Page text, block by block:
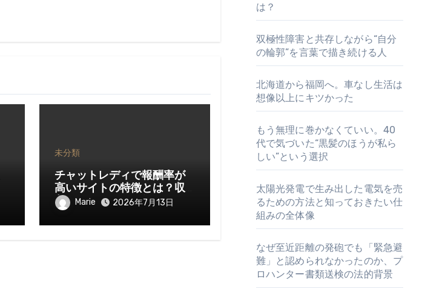
未分類
チャットレディで報酬率が
高いサイトの特徴とは？収
入を伸ばすために知ってお
きたいポイント
Marie 2026年7月13日
は？
双極性障害と共存しながら“自分
の輪郭”を言葉で描き続ける人
北海道から福岡へ。車なし生活は
想像以上にキツかった
もう無理に巻かなくていい。40
代で気づいた“黒髪のほうが私ら
しい”という選択
太陽光発電で生み出した電気を売
るための方法と知っておきたい仕
組みの全体像
なぜ至近距離の発砲でも「緊急避
難」と認められなかったのか、プ
ロハンター書類送検の法的背景